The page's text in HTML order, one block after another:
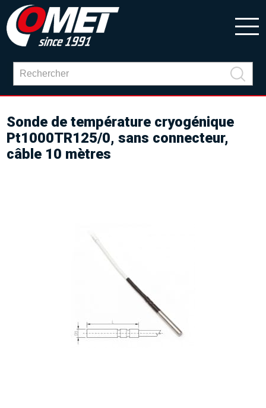
Sonde de température cryogénique
Pt1000TR125/0, sans connecteur,
câble 10 mètres